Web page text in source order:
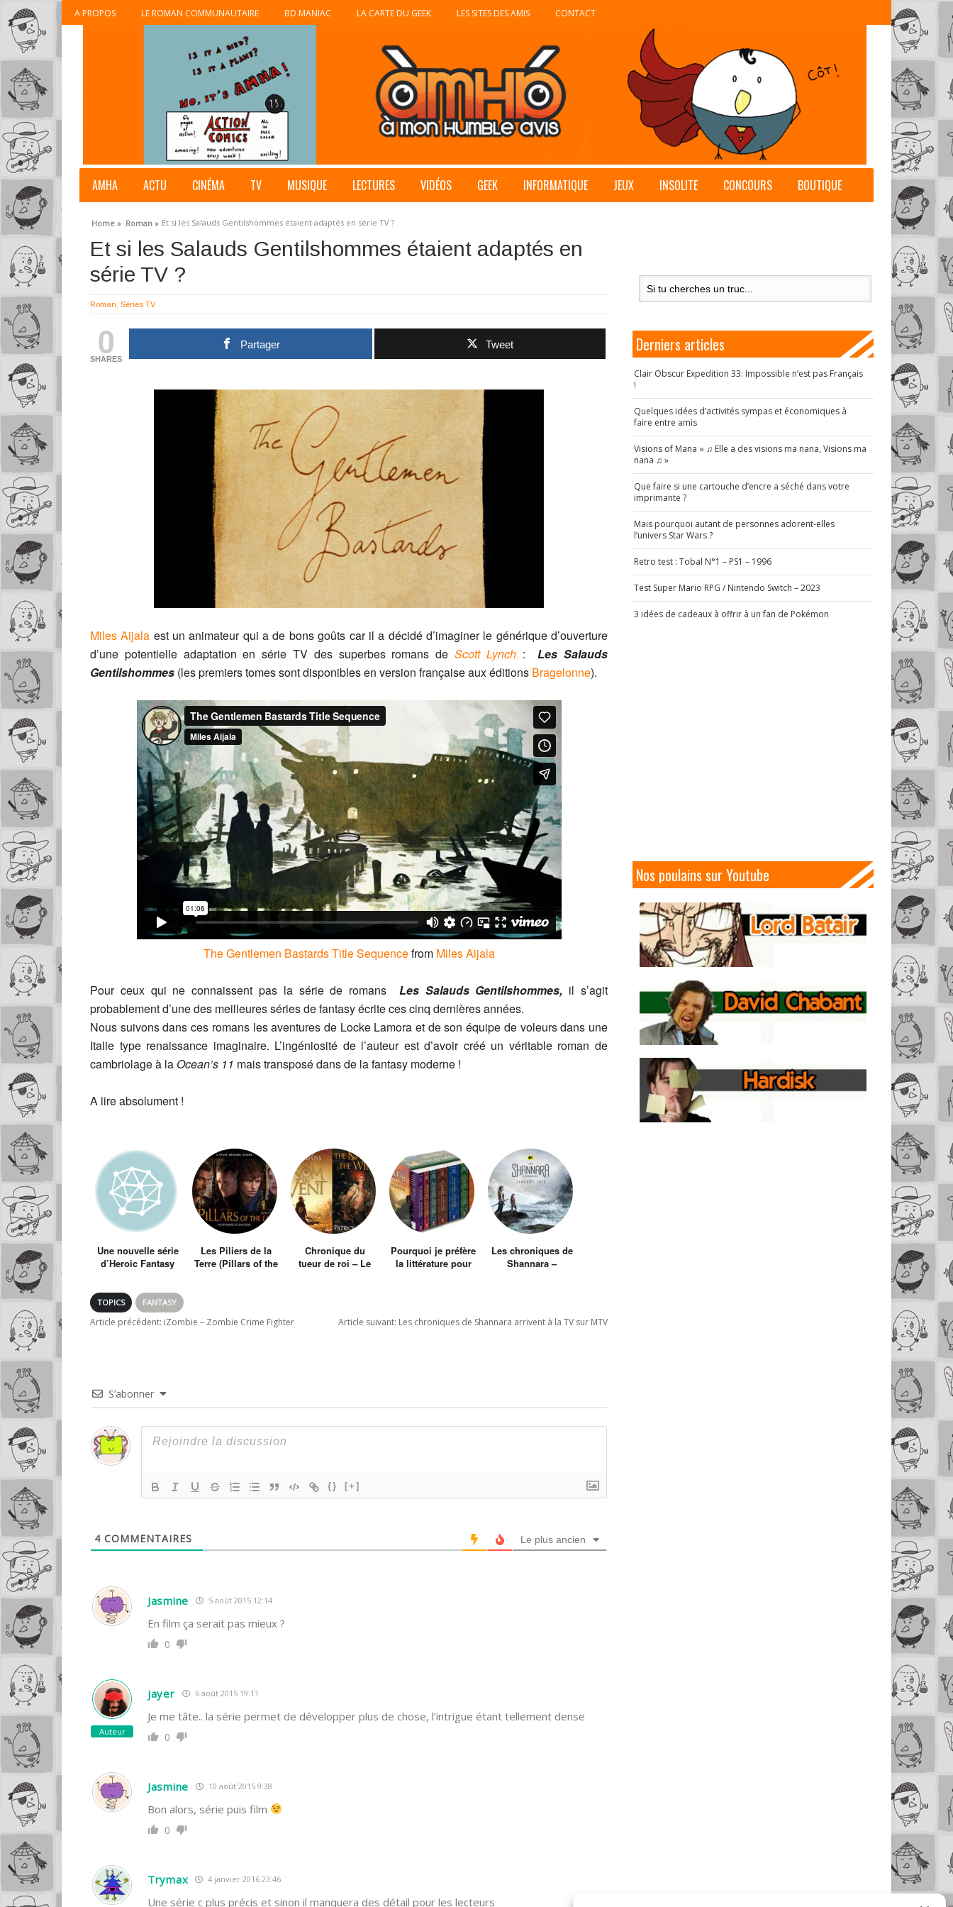
A PROPOS LE ROMAN COMMUNAUTAIRE BD MANIAC LA CARTE DU GEEK LES SITES DES AMIS CONTACT
AMHA ACTU CINÉMA TV MUSIQUE LECTURES VIDÉOS GEEK INFORMATIQUE JEUX INSOLITE CONCOURS BOUTIQUE
Home » Roman » Et si les Salauds Gentilshommes étaient adaptés en série TV ?
Et si les Salauds Gentilshommes étaient adaptés en
série TV ?
Roman Séries TV
0
SHARES
Partager Tweet
Miles Aijala est un animateur qui a de bons goûts car il a décidé d’imaginer le générique d’ouverture
d’une potentielle adaptation en série TV des superbes romans de Scott Lynch:Les Salauds
Gentilshommes (les premiers tomes sont disponibles en version française aux éditions Bragelonne).
The Gentlemen Bastards Title Sequencefrom Miles Aijala
Pour ceux qui ne connaissent pas la série de romans Les Salauds Gentilshommes, il s’agit
probablement d’une des meilleures séries de fantasy écrite ces cinq dernières années.
Nous suivons dans ces romans les aventures de Locke Lamora et de son équipe de voleurs dans une
Italie type renaissance imaginaire. L’ingéniosité de l’auteur est d’avoir créé un véritable roman de
cambriolage à la Ocean’s 11 mais transposé dans de la fantasy moderne !
A lire absolument !
Une nouvelle série
d’Heroic Fantasy
Flaming Sword of
Fire
Les Piliers de la
Terre (Pillars of the
Chronique du
tueur de roi – Le
Pourquoi je préfère
la littérature pour
Les chroniques de
Shannara –
TOPICS FANTASY
Article précédent: iZombie – Zombie Crime Fighter Article suivant: Les chroniques de Shannara arrivent à la TV sur MTV
S’abonner
{} [+]
4 COMMENTAIRES Le plus ancien
Jasmine 5 août 2015 12:14
En film ça serait pas mieux ?
0
Auteur
jayer 6 août 2015 19:11
Je me tâte.. la série permet de développer plus de chose, l’intrigue étant tellement dense
0
Jasmine 10 août 2015 9:38
Bon alors, série puis film
0
Trymax 4 janvier 2016 23:46
Une série c plus précis et sinon il manquera des détail pour les lecteurs
Derniers articles
Clair Obscur Expedition 33: Impossible n’est pas Français
!
Quelques idées d’activités sympas et économiques à
faire entre amis
Visions of Mana « ♫ Elle a des visions ma nana, Visions ma
nana ♫ »
Que faire si une cartouche d’encre a séché dans votre
imprimante ?
Mais pourquoi autant de personnes adorent-elles
l’univers Star Wars ?
Retro test : Tobal N°1 – PS1 – 1996
Test Super Mario RPG / Nintendo Switch – 2023
3 idées de cadeaux à offrir à un fan de Pokémon
Nos poulains sur Youtube